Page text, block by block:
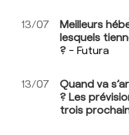
13/07
Meilleurs
lesquels
? - Futura
13/07
Quand va
? Les
trois